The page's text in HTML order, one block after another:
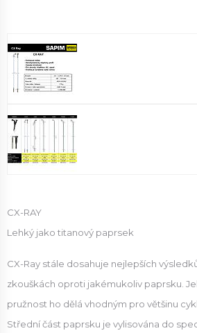
CX-RAY
Lehký jako titanový paprsek
CX-Ray stále dosahuje nejlepších
zkouškách oproti jakémukoliv paprsku.
pružnost ho dělá vhodným pro většinu
Střední část paprsku je vylisována do